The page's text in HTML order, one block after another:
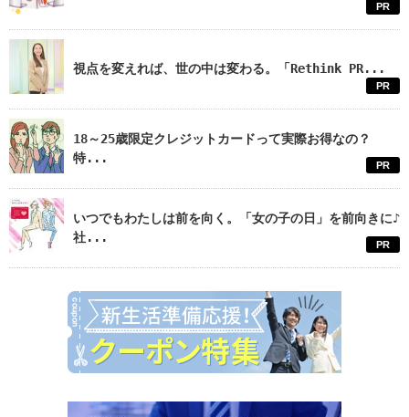
PR
視点を変えれば、世の中は変わる。「Rethink PR...
PR
18～25歳限定クレジットカードって実際お得なの？
特...
PR
いつでもわたしは前を向く。「女の子の日」を前向きに♪
社...
PR